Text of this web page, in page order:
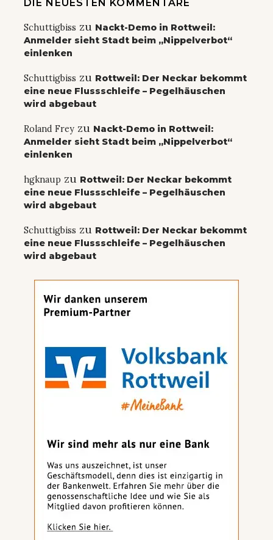
DIE NEUESTEN KOMMENTARE
Schuttigbiss zu Nackt-Demo in Rottweil:
Anmelder sieht Stadt beim „Nippelverbot“
einlenken
Schuttigbiss zu Rottweil: Der Neckar bekommt
eine neue Flussschleife – Pegelhäuschen
wird abgebaut
Roland Frey zu Nackt-Demo in Rottweil:
Anmelder sieht Stadt beim „Nippelverbot“
einlenken
hgknaup zu Rottweil: Der Neckar bekommt
eine neue Flussschleife – Pegelhäuschen
wird abgebaut
Schuttigbiss zu Rottweil: Der Neckar bekommt
eine neue Flussschleife – Pegelhäuschen
wird abgebaut